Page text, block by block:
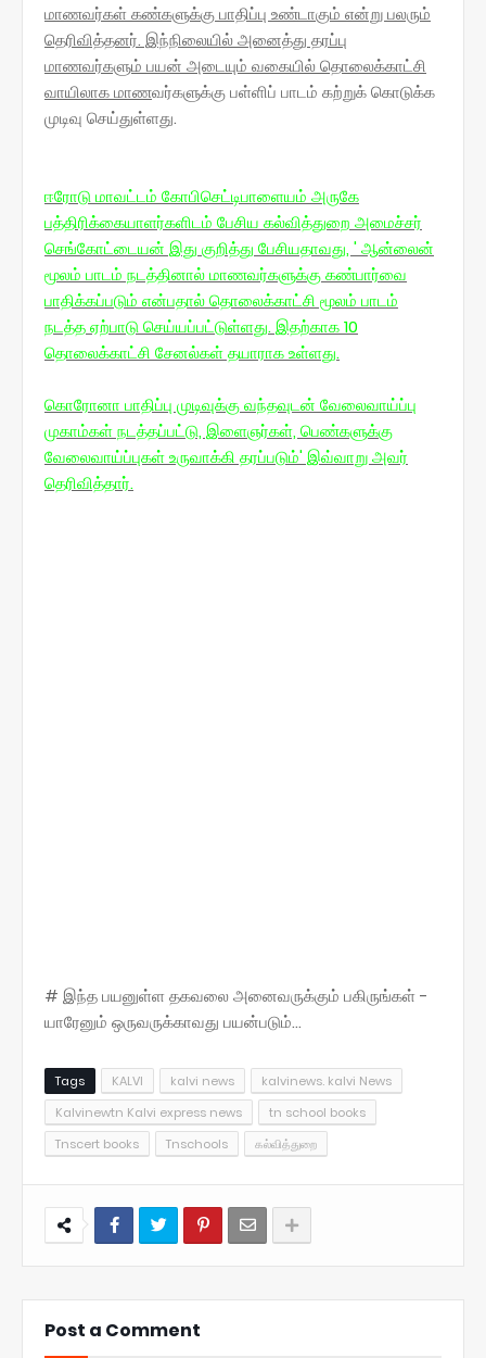
மாணவர்கள் கண்களுக்கு பாதிப்பு உண்டாகும் என்று பலரும்
தெரிவித்தனர். இந்நிலையில் அனைத்து தரப்பு
மாணவர்களும் பயன் அடையும் வகையில் தொலைக்காட்சி
வாயிலாக மாணவர்களுக்கு பள்ளிப் பாடம் கற்றுக் கொடுக்க
முடிவு செய்துள்ளது.
ஈரோடு மாவட்டம் கோபிசெட்டிபாளையம் அருகே
பத்திரிக்கையாளர்களிடம் பேசிய கல்வித்துறை அமைச்சர்
செங்கோட்டையன் இது குறித்து பேசியதாவது, ' ஆன்லைன்
மூலம் பாடம் நடத்தினால் மாணவர்களுக்கு கண்பார்வை
பாதிக்கப்படும் என்பதால் தொலைக்காட்சி மூலம் பாடம்
நடத்த ஏற்பாடு செய்யப்பட்டுள்ளது. இதற்காக 10
தொலைக்காட்சி சேனல்கள் தயாராக உள்ளது.
கொரோனா பாதிப்பு முடிவுக்கு வந்தவுடன் வேலைவாய்ப்பு
முகாம்கள் நடத்தப்பட்டு, இளைஞர்கள், பெண்களுக்கு
வேலைவாய்ப்புகள் உருவாக்கி தரப்படும்' இவ்வாறு அவர்
தெரிவித்தார்.
# இந்த பயனுள்ள தகவலை அனைவருக்கும் பகிருங்கள் -
யாரேனும் ஒருவருக்காவது பயன்படும்...
Tags KALVI kalvi news
kalvinews. kalvi News
Kalvinewtn Kalvi express news
tn school books
Tnscert books
Tnschools கல்வித்துறை
Post a Comment